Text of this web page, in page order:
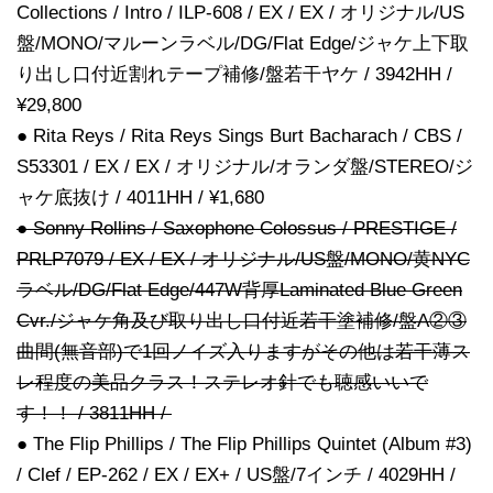
Collections / Intro / ILP-608 / EX / EX / オリジナル/US
盤/MONO/マルーンラベル/DG/Flat Edge/ジャケ上下取
り出し口付近割れテープ補修/盤若干ヤケ / 3942HH /
¥29,800
● Rita Reys / Rita Reys Sings Burt Bacharach / CBS /
S53301 / EX / EX / オリジナル/オランダ盤/STEREO/ジ
ャケ底抜け / 4011HH / ¥1,680
● Sonny Rollins / Saxophone Colossus / PRESTIGE /
PRLP7079 / EX / EX / オリジナル/US盤/MONO/黄NYC
ラベル/DG/Flat Edge/447W背厚Laminated Blue Green
Cvr./ジャケ角及び取り出し口付近若干塗補修/盤A②③
曲間(無音部)で1回ノイズ入りますがその他は若干薄ス
レ程度の美品クラス！ステレオ針でも聴感いいで
す！！ / 3811HH /
● The Flip Phillips / The Flip Phillips Quintet (Album #3)
/ Clef / EP-262 / EX / EX+ / US盤/7インチ / 4029HH /